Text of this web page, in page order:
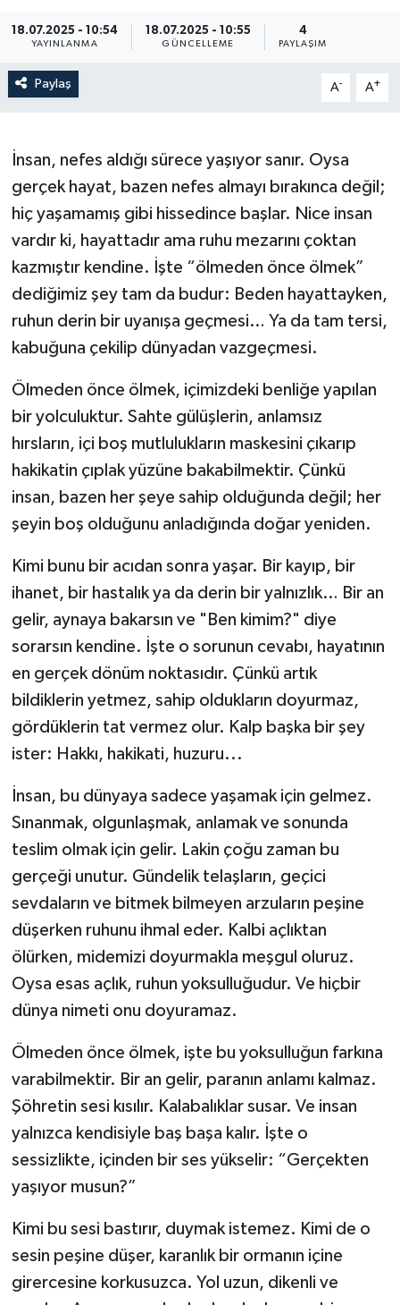
18.07.2025 - 10:54
YAYINLANMA
18.07.2025 - 10:55
GÜNCELLEME
4
PAYLAŞIM
Paylaş A- A+
İnsan, nefes aldığı sürece yaşıyor sanır. Oysa
gerçek hayat, bazen nefes almayı bırakınca değil;
hiç yaşamamış gibi hissedince başlar. Nice insan
vardır ki, hayattadır ama ruhu mezarını çoktan
kazmıştır kendine. İşte “ölmeden önce ölmek”
dediğimiz şey tam da budur: Beden hayattayken,
ruhun derin bir uyanışa geçmesi… Ya da tam tersi,
kabuğuna çekilip dünyadan vazgeçmesi.
Ölmeden önce ölmek, içimizdeki benliğe yapılan
bir yolculuktur. Sahte gülüşlerin, anlamsız
hırsların, içi boş mutlulukların maskesini çıkarıp
hakikatin çıplak yüzüne bakabilmektir. Çünkü
insan, bazen her şeye sahip olduğunda değil; her
şeyin boş olduğunu anladığında doğar yeniden.
Kimi bunu bir acıdan sonra yaşar. Bir kayıp, bir
ihanet, bir hastalık ya da derin bir yalnızlık… Bir an
gelir, aynaya bakarsın ve "Ben kimim?" diye
sorarsın kendine. İşte o sorunun cevabı, hayatının
en gerçek dönüm noktasıdır. Çünkü artık
bildiklerin yetmez, sahip oldukların doyurmaz,
gördüklerin tat vermez olur. Kalp başka bir şey
ister: Hakkı, hakikati, huzuru...
İnsan, bu dünyaya sadece yaşamak için gelmez.
Sınanmak, olgunlaşmak, anlamak ve sonunda
teslim olmak için gelir. Lakin çoğu zaman bu
gerçeği unutur. Gündelik telaşların, geçici
sevdaların ve bitmek bilmeyen arzuların peşine
düşerken ruhunu ihmal eder. Kalbi açlıktan
ölürken, midemizi doyurmakla meşgul oluruz.
Oysa esas açlık, ruhun yoksulluğudur. Ve hiçbir
dünya nimeti onu doyuramaz.
Ölmeden önce ölmek, işte bu yoksulluğun farkına
varabilmektir. Bir an gelir, paranın anlamı kalmaz.
Şöhretin sesi kısılır. Kalabalıklar susar. Ve insan
yalnızca kendisiyle baş başa kalır. İşte o
sessizlikte, içinden bir ses yükselir: “Gerçekten
yaşıyor musun?”
Kimi bu sesi bastırır, duymak istemez. Kimi de o
sesin peşine düşer, karanlık bir ormanın içine
girercesine korkusuzca. Yol uzun, dikenli ve